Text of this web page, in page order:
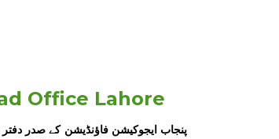
Office Lahore
پنجاب ایجوکیشن فاؤنڈیشن کے صدر